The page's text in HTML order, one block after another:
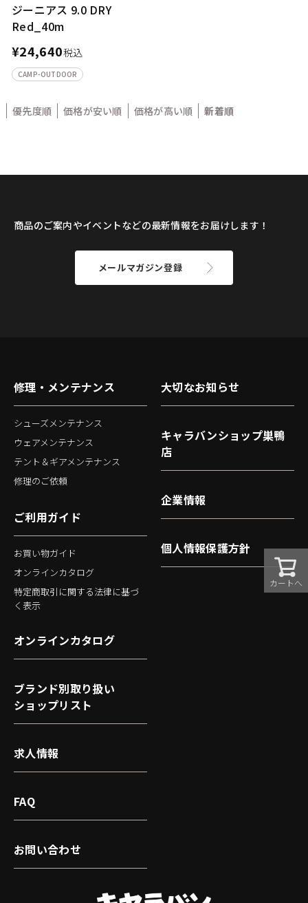
ジーニアス 9.0 DRY
Red_40m
¥24,640税込
CAMP-OUTDOOR
優先度順 価格が安い順 価格が高い順 新着順
カートへ
商品のご案内やイベントなどの最新情報をお届けします！
メールマガジン登録
修理・メンテナンス
シューズメンテナンス
ウェアメンテナンス
テント＆ギアメンテナンス
修理のご依頼
ご利用ガイド
お買い物ガイド
オンラインカタログ
特定商取引に関する法律に基づ
く表示
大切なお知らせ
キャラバンショップ巣鴨
店
企業情報
個人情報保護方針
オンラインカタログ
ブランド別取り扱い
ショップリスト
求人情報
FAQ
お問い合わせ